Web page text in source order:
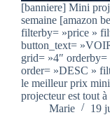
[banniere] Mini
semaine [amazon
filterby= »price »
button_text=
grid= »4″ orderby=
order= »DESC »
le meilleur prix
projecteur est tout
Marie
19